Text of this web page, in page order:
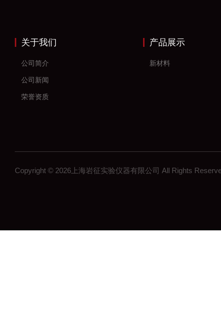
关于我们
公司简介
公司新闻
荣誉资质
产品展示
新材料
Copyright © 2026上海岩征实验仪器有限公司 All Rights